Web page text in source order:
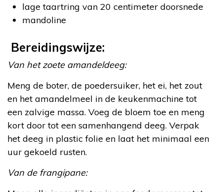
lage taartring van 20 centimeter doorsnede
mandoline
Bereidingswijze:
Van het zoete amandeldeeg:
Meng de boter, de poedersuiker, het ei, het zout
en het amandelmeel in de keukenmachine tot
een zalvige massa. Voeg de bloem toe en meng
kort door tot een samenhangend deeg. Verpak
het deeg in plastic folie en laat het minimaal een
uur gekoeld rusten.
Van de frangipane: